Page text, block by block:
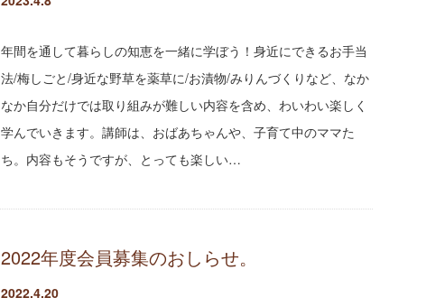
年間を通して暮らしの知恵を一緒に学ぼう！身近にできるお手当
法/梅しごと/身近な野草を薬草に/お漬物/みりんづくりなど、なか
なか自分だけでは取り組みが難しい内容を含め、わいわい楽しく
学んでいきます。講師は、おばあちゃんや、子育て中のママた
ち。内容もそうですが、とっても楽しい…
2022年度会員募集のおしらせ。
2022.4.20